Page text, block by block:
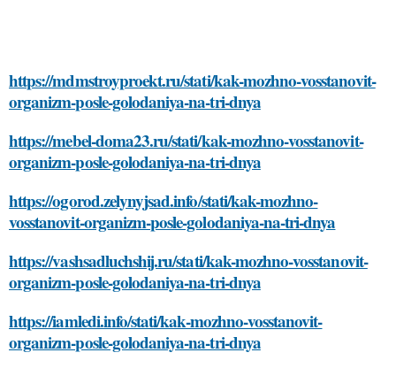
https://mdmstroyproekt.ru/stati/kak-mozhno-vosstanovit-
organizm-posle-golodaniya-na-tri-dnya
https://mebel-doma23.ru/stati/kak-mozhno-vosstanovit-
organizm-posle-golodaniya-na-tri-dnya
https://ogorod.zelynyjsad.info/stati/kak-mozhno-
vosstanovit-organizm-posle-golodaniya-na-tri-dnya
https://vashsadluchshij.ru/stati/kak-mozhno-vosstanovit-
organizm-posle-golodaniya-na-tri-dnya
https://iamledi.info/stati/kak-mozhno-vosstanovit-
organizm-posle-golodaniya-na-tri-dnya